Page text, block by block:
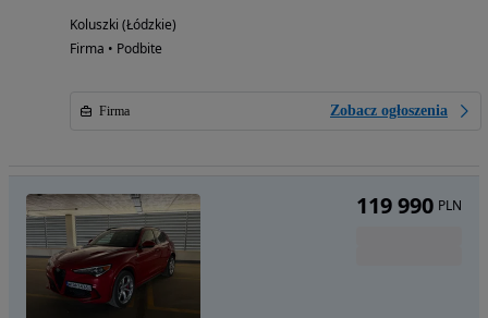
Koluszki (Łódzkie)
Firma • Podbite
Firma Zobacz ogłoszenia
119 990 PLN